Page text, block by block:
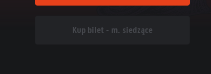
Kup bilet - m. siedzące